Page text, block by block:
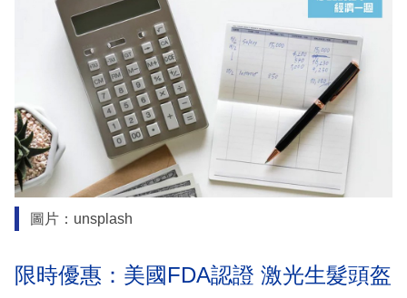
圖片：unsplash
限時優惠：美國FDA認證 激光生髮頭盔